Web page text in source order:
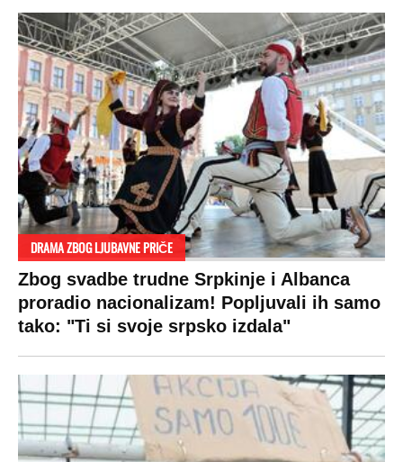
DRAMA ZBOG LJUBAVNE PRIČE
Zbog svadbe trudne Srpkinje i Albanca
proradio nacionalizam! Popljuvali ih samo
tako: "Ti si svoje srpsko izdala"